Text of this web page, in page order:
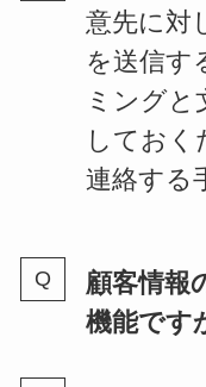
意先に対
を送信す
ミングと
しておく
連絡する
顧客情報
機能です